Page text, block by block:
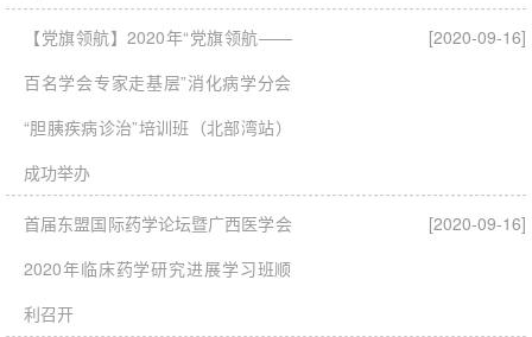
【党旗领航】2020年“党旗领航——
百名学会专家走基层”消化病学分会
“胆胰疾病诊治”培训班（北部湾站）
成功举办
[2020-09-16]
首届东盟国际药学论坛暨广西医学会
2020年临床药学研究进展学习班顺
利召开
[2020-09-16]